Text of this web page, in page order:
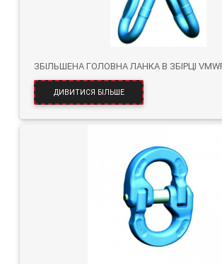
ЗБІЛЬШЕНА ГОЛОВНА ЛАНКА В ЗБІРЦІ
ДИВИТИСЯ БІЛЬШЕ